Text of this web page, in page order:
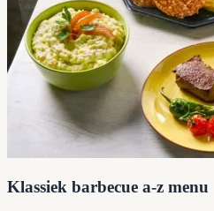
Klassiek barbecue a-z menu